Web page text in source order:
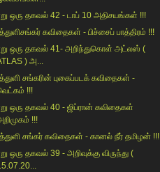
ஒரு தகவல் 42 - டாப் 10 அதிசயங்கள் !!!
கவிதைகள் - பிச்சைப் பாத்திரம் !!!
ஒரு தகவல் 41- அறிந்துகொள் அட்லஸ் (
) அ...
சங்கரின் புகைப்படக் கவிதைகள் -
!!!
ஒரு தகவல் 40 - ஜிப்ரான் கவிதைகள்
!!!
சங்கர் கவிதைகள் - கானல் நீர் தமிழன் !!!
ஒரு தகவல் 39 - அறிவுக்கு விருந்து (